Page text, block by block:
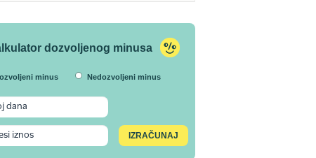
dozvoljenog minusa
minus Nedozvoljeni minus